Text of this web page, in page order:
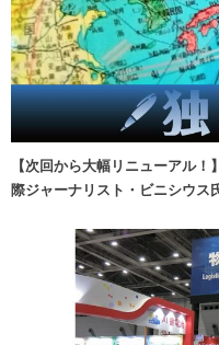
【次回から大幅リニューアル
際ジャーナリスト・ビニシウス